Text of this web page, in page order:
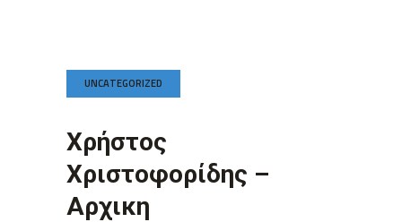
UNCATEGORIZED
Χρήστος
Χριστοφορίδης –
Αρχικη